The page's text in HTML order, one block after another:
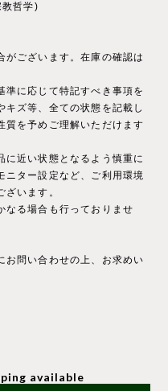
哲学)
ございます。在庫の確認は
に応じて特記すべき事項を
ズ等、全ての状態を記載し
質を予めご理解いただけます
近い状態となるよう慎重に
ニター設定など、ご利用環境
います。
る場合も行っておりませ
お問い合わせの上、お求めい
available